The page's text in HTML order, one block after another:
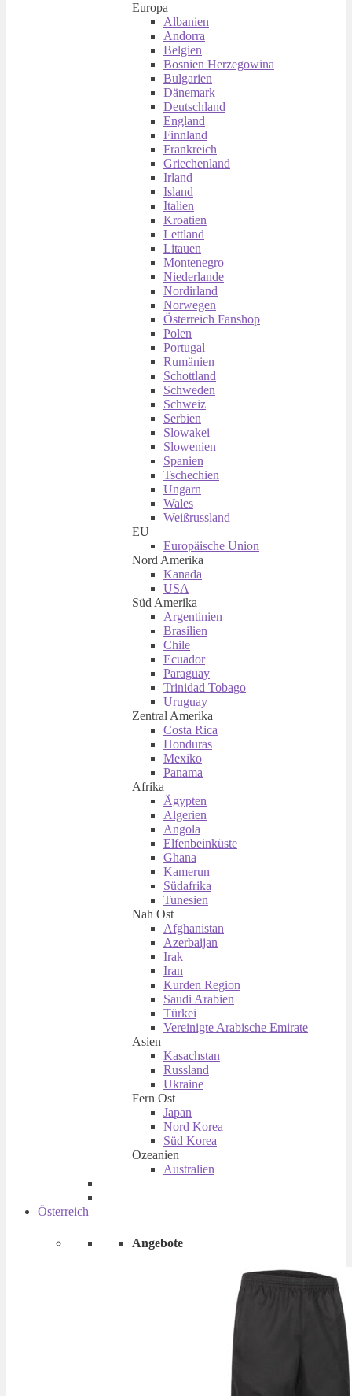
Europa
Albanien
Andorra
Belgien
Bosnien Herzegowina
Bulgarien
Dänemark
Deutschland
England
Finnland
Frankreich
Griechenland
Irland
Island
Italien
Kroatien
Lettland
Litauen
Montenegro
Niederlande
Nordirland
Norwegen
Österreich Fanshop
Polen
Portugal
Rumänien
Schottland
Schweden
Schweiz
Serbien
Slowakei
Slowenien
Spanien
Tschechien
Ungarn
Wales
Weißrussland
EU
Europäische Union
Nord Amerika
Kanada
USA
Süd Amerika
Argentinien
Brasilien
Chile
Ecuador
Paraguay
Trinidad Tobago
Uruguay
Zentral Amerika
Costa Rica
Honduras
Mexiko
Panama
Afrika
Ägypten
Algerien
Angola
Elfenbeinküste
Ghana
Kamerun
Südafrika
Tunesien
Nah Ost
Afghanistan
Azerbaijan
Irak
Iran
Kurden Region
Saudi Arabien
Türkei
Vereinigte Arabische Emirate
Asien
Kasachstan
Russland
Ukraine
Fern Ost
Japan
Nord Korea
Süd Korea
Ozeanien
Australien
Österreich
Angebote